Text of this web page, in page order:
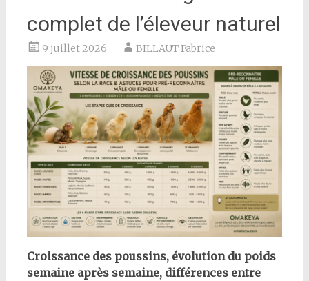
complet de l’éleveur naturel
9 juillet 2026 BILLAUT Fabrice
Croissance des poussins, évolution du poids
semaine après semaine, différences entre